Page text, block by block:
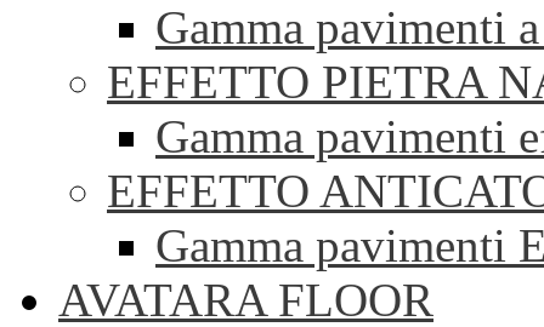
Gamma pavimenti
EFFETTO PIETRA
Gamma pavimenti
EFFETTO
Gamma pavimenti
AVATARA FLOOR